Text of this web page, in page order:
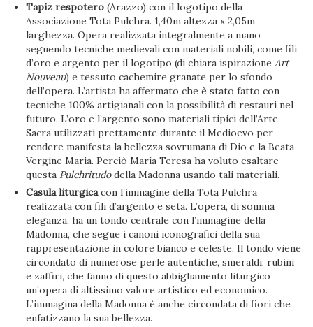
Tapiz respotero (Arazzo) con il logotipo della
Associazione Tota Pulchra. 1,40m altezza x 2,05m
larghezza. Opera realizzata integralmente a mano
seguendo tecniche medievali con materiali nobili, come fili
d’oro e argento per il logotipo (di chiara ispirazioneArt
Nouveau) e tessuto cachemire granate per lo sfondo
dell’opera. L’artista ha affermato che è stato fatto con
tecniche 100% artigianali con la possibilità di restauri nel
futuro. L’oro e l’argento sono materiali tipici dell’Arte
Sacra utilizzati prettamente durante il Medioevo per
rendere manifesta la bellezza sovrumana di Dio e la Beata
Vergine Maria. Perciò María Teresa ha voluto esaltare
questa Pulchritudodella Madonna usando tali materiali.
Casula liturgicacon l’immagine della Tota Pulchra
realizzata con fili d’argento e seta. L’opera, di somma
eleganza, ha un tondo centrale con l’immagine della
Madonna, che segue i canoni iconografici della sua
rappresentazione in colore bianco e celeste. Il tondo viene
circondato di numerose perle autentiche, smeraldi, rubini
e zaffiri, che fanno di questo abbigliamento liturgico
un’opera di altissimo valore artistico ed economico.
L’immagina della Madonna è anche circondata di fiori che
enfatizzano la sua bellezza.